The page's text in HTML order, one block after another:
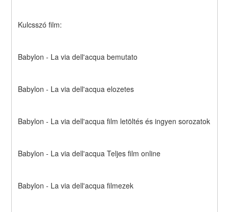
Kulcsszó film:
Babylon - La via dell'acqua bemutato
Babylon - La via dell'acqua elozetes
Babylon - La via dell'acqua film letöltés és ingyen sorozatok
Babylon - La via dell'acqua Teljes film online
Babylon - La via dell'acqua filmezek